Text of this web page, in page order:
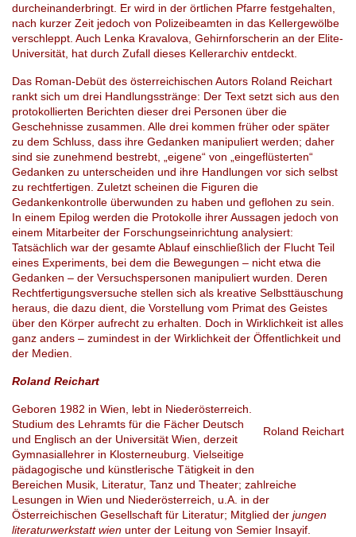
durcheinanderbringt. Er wird in der örtlichen Pfarre festgehalten,
nach kurzer Zeit jedoch von Polizeibeamten in das Kellergewölbe
verschleppt. Auch Lenka Kravalova, Gehirnforscherin an der Elite-
Universität, hat durch Zufall dieses Kellerarchiv entdeckt.
Das Roman-Debüt des österreichischen Autors Roland Reichart
rankt sich um drei Handlungsstränge: Der Text setzt sich aus den
protokollierten Berichten dieser drei Personen über die
Geschehnisse zusammen. Alle drei kommen früher oder später
zu dem Schluss, dass ihre Gedanken manipuliert werden; daher
sind sie zunehmend bestrebt, „eigene“ von „eingeflüsterten“
Gedanken zu unterscheiden und ihre Handlungen vor sich selbst
zu rechtfertigen. Zuletzt scheinen die Figuren die
Gedankenkontrolle überwunden zu haben und geflohen zu sein.
In einem Epilog werden die Protokolle ihrer Aussagen jedoch von
einem Mitarbeiter der Forschungseinrichtung analysiert:
Tatsächlich war der gesamte Ablauf einschließlich der Flucht Teil
eines Experiments, bei dem die Bewegungen – nicht etwa die
Gedanken – der Versuchspersonen manipuliert wurden. Deren
Rechtfertigungsversuche stellen sich als kreative Selbsttäuschung
heraus, die dazu dient, die Vorstellung vom Primat des Geistes
über den Körper aufrecht zu erhalten. Doch in Wirklichkeit ist alles
ganz anders – zumindest in der Wirklichkeit der Öffentlichkeit und
der Medien.
Roland Reichart
Roland Reichart
Geboren 1982 in Wien, lebt in Niederösterreich.
Studium des Lehramts für die Fächer Deutsch
und Englisch an der Universität Wien, derzeit
Gymnasiallehrer in Klosterneuburg. Vielseitige
pädagogische und künstlerische Tätigkeit in den
Bereichen Musik, Literatur, Tanz und Theater; zahlreiche
Lesungen in Wien und Niederösterreich, u.A. in der
Österreichischen Gesellschaft für Literatur; Mitglied der jungen
literaturwerkstatt wien unter der Leitung von Semier Insayif.